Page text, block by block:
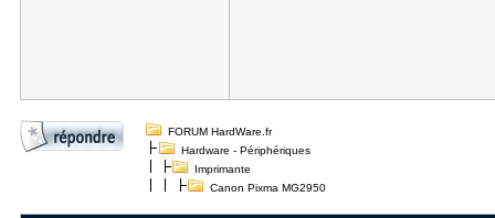
FORUM HardWare.fr
Hardware - Périphériques
Imprimante
Canon Pixma MG2950